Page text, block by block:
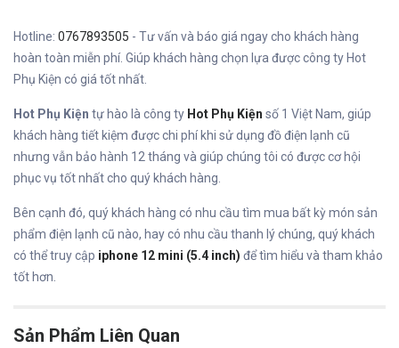
Hotline: 0767893505 - Tư vấn và báo giá ngay cho khách hàng
hoàn toàn miễn phí. Giúp khách hàng chọn lựa được công ty Hot
Phụ Kiện có giá tốt nhất.
Hot Phụ Kiện tự hào là công ty Hot Phụ Kiện số 1 Việt Nam, giúp
khách hàng tiết kiệm được chi phí khi sử dụng đồ điện lạnh cũ
nhưng vẫn bảo hành 12 tháng và giúp chúng tôi có được cơ hội
phục vụ tốt nhất cho quý khách hàng.
Bên cạnh đó, quý khách hàng có nhu cầu tìm mua bất kỳ món sản
phẩm điện lạnh cũ nào, hay có nhu cầu thanh lý chúng, quý khách
có thể truy cập iphone 12 mini (5.4 inch) để tìm hiểu và tham khảo
tốt hơn.
Sản Phẩm Liên Quan